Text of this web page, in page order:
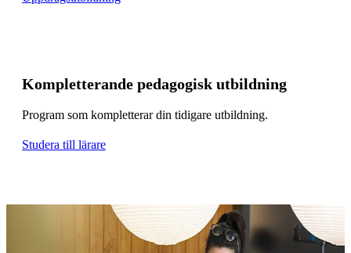
Kompletterande pedagogisk utbildning
Program som kompletterar din tidigare utbildning.
Studera till lärare